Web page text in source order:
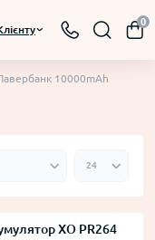
0
10000mAh
XO PR264